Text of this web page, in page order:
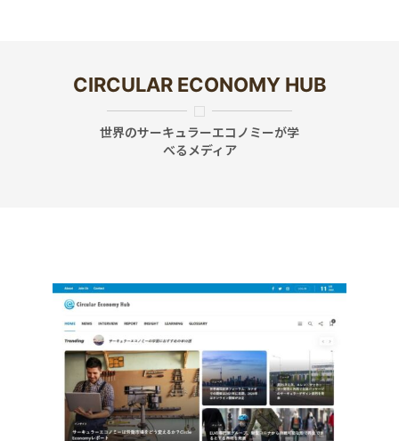
CIRCULAR ECONOMY HUB
世界のサーキュラーエコノミーが学
べるメディア